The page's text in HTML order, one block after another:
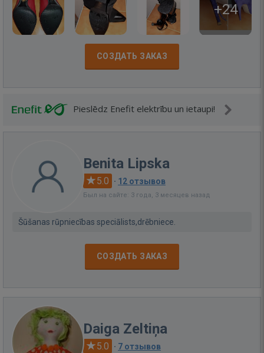
+24
СОЗДАТЬ ЗАКАЗ
Pieslēdz Enefit elektrību un ietaupi!
Benita Lipska
5.0 · 12 отзывов
Был на сайте: 3 года, 3 месяцев назад
Šūšanas rūpniecības speciālists,drēbniece.
СОЗДАТЬ ЗАКАЗ
Daiga Zeltiņa
5.0 · 7 отзывов